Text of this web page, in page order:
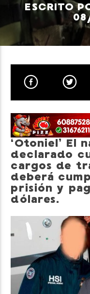
CANCIÓN ACTUAL
TÍTULO
ARTISTA
Neiva Estereo
ESCRITO
‘Otoniel’ El
declarado
cargos de
deberá
prisión y
dólares.